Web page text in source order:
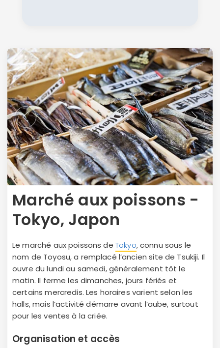
Marché aux poissons -
Tokyo, Japon
Le marché aux poissons de Tokyo, connu sous le
nom de Toyosu, a remplacé l’ancien site de Tsukiji. Il
ouvre du lundi au samedi, généralement tôt le
matin. Il ferme les dimanches, jours fériés et
certains mercredis. Les horaires varient selon les
halls, mais l’activité démarre avant l’aube, surtout
pour les ventes à la criée.
Organisation et accès